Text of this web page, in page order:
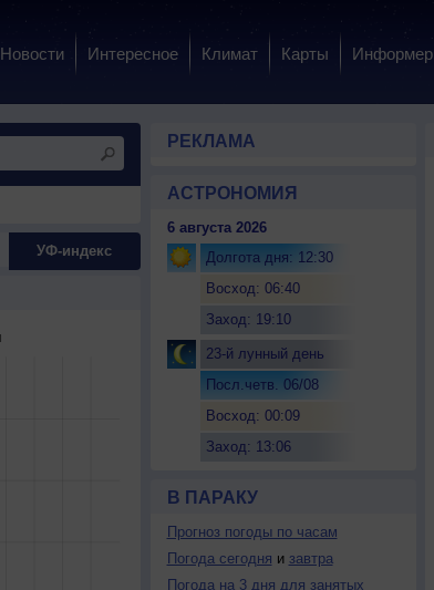
Новости Интересное Климат Карты Информер
УФ-индекс
РЕКЛАМА
АСТРОНОМИЯ
6 августа 2026
Долгота дня: 12:30
Восход: 06:40
Заход: 19:10
23-й лунный день
Посл.четв. 06/08
Восход: 00:09
Заход: 13:06
В ПАРАКУ
Прогноз погоды по часам
Погода сегодня и завтра
Погода на 3 дня для занятых